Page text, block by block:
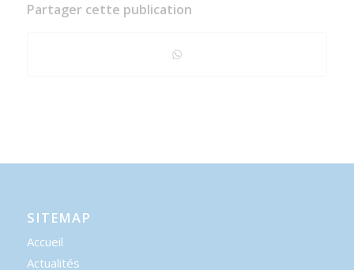
Partager cette publication
SITEMAP
Accueil
Actualités